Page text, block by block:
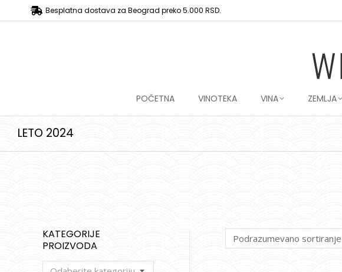
Besplatna dostava za Beograd preko 5.000 RSD.
POČETNA VINOTEKA VINA ZEMLJA
LETO 2024
KATEGORIJE
PROIZVODA